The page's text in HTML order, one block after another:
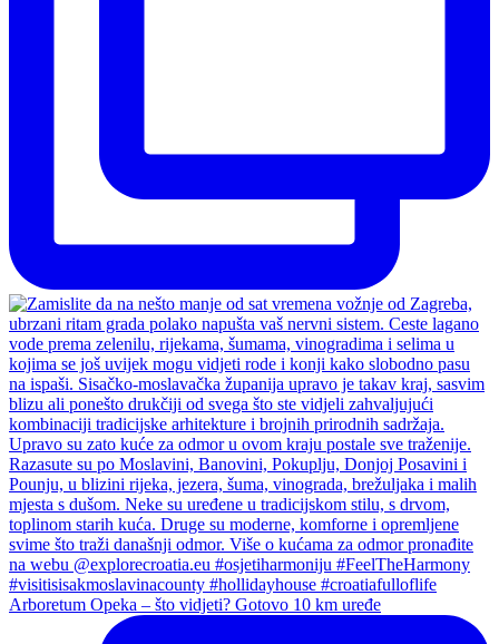
Arboretum Opeka – što vidjeti? Gotovo 10 km uređe